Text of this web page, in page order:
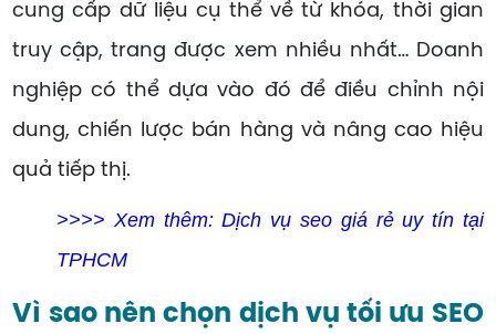
cung cấp dữ liệu cụ thể về từ khóa, thời gian
truy cập, trang được xem nhiều nhất… Doanh
nghiệp có thể dựa vào đó để điều chỉnh nội
dung, chiến lược bán hàng và nâng cao hiệu
quả tiếp thị.
>>>> Xem thêm: Dịch vụ seo giá rẻ uy tín tại
TPHCM
Vì sao nên chọn dịch vụ tối ưu SEO